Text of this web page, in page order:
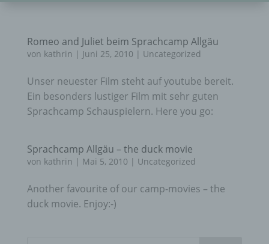
Romeo and Juliet beim Sprachcamp Allgäu
von kathrin | Juni 25, 2010 | Uncategorized
Unser neuester Film steht auf youtube bereit.
Ein besonders lustiger Film mit sehr guten
Sprachcamp Schauspielern. Here you go:
Sprachcamp Allgäu – the duck movie
von kathrin | Mai 5, 2010 | Uncategorized
Another favourite of our camp-movies – the
duck movie. Enjoy:-)